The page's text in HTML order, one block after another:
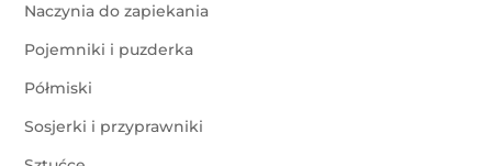
Naczynia do zapiekania
Pojemniki i puzderka
Półmiski
Sosjerki i przyprawniki